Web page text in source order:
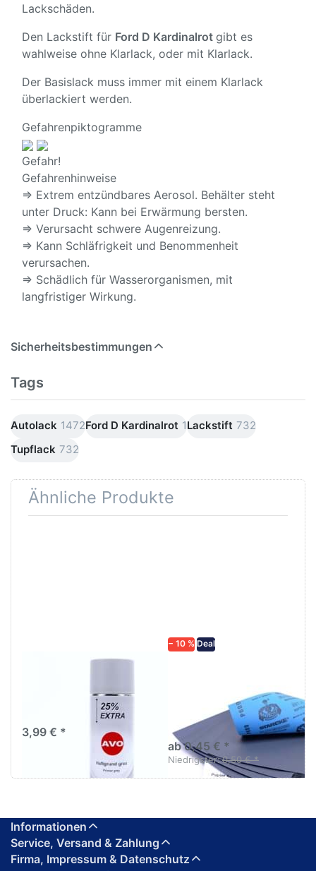
Lackschäden.
Den Lackstift für Ford D Kardinalrot gibt es
wahlweise ohne Klarlack, oder mit Klarlack.
Der Basislack muss immer mit einem Klarlack
überlackiert werden.
Gefahrenpiktogramme
Gefahr!
Gefahrenhinweise
⇒ Extrem entzündbares Aerosol. Behälter steht
unter Druck: Kann bei Erwärmung bersten.
⇒ Verursacht schwere Augenreizung.
⇒ Kann Schläfrigkeit und Benommenheit
verursachen.
⇒ Schädlich für Wasserorganismen, mit
langfristiger Wirkung.
Sicherheitsbestimmungen
Tags
Autolack 1472Ford D Kardinalrot 1Lackstift 732
Tupflack 732
Ähnliche Produkte
3,99 € *
− 10 % Deal
diversen Körnungen
Nass-Schleifpapier zur nass
und trocken anwendung
ab 0,45 € *
Niedrigster:0,50 € *
Informationen
Service, Versand & Zahlung
Firma, Impressum & Datenschutz